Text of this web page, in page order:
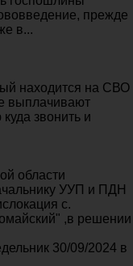
прежде
в...
находится на СВО
выплачивают
звонить и
области
УУП и ПДН
с.
,в решении
30/09/2024 в